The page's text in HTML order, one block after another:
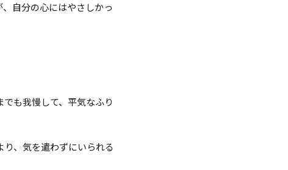
自分の心にはやさしかっ
も我慢して、平気なふり
、気を遣わずにいられる